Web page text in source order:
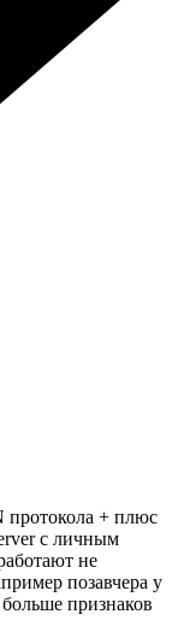
протокола + плюс
с личным
не
позавчера у
признаков